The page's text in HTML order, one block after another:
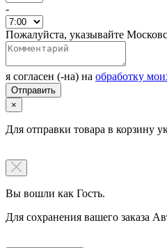
-
Пожалуйста, указывайте
я согласен (-на) на обработку
×
Для отправки товара в корзину
Вы вошли как Гость.
Для сохранения вашего заказа